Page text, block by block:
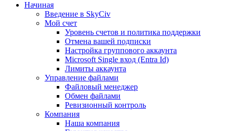
Начиная
Введение в SkyCiv
Мой счет
Уровень счетов и политика поддержки
Отмена вашей подписки
Настройка группового аккаунта
Microsoft Single вход (Entra Id)
Лимиты аккаунта
Управление файлами
Файловый менеджер
Обмен файлами
Ревизионный контроль
Компания
Наша компания